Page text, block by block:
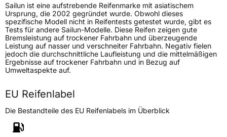
Fahrzeugtyp PKW
VerwendungSommerreifen
ModellnameAtrezzo Elite 2
FahrzeugartPKW & SUV
Weitere Eigenschaften
SchlauchtypTL
Zustand
Sailun ist eine aufstrebende Reifenmarke mit asiatischem
Ursprung, die 2002 gegründet wurde. Obwohl dieses
spezifische Modell nicht in Reifentests getestet wurde, gibt es
Tests für andere Sailun-Modelle. Diese Reifen zeigen gute
Bremsleistung auf trockener Fahrbahn und überzeugende
Leistung auf nasser und verschneiter Fahrbahn. Negativ fielen
jedoch die durchschnittliche Laufleistung und die mittelmäßigen
Ergebnisse auf trockener Fahrbahn und in Bezug auf
Umweltaspekte auf.
EU Reifenlabel
Die Bestandteile des EU Reifenlabels im Überblick